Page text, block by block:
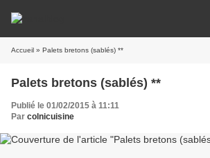
Accueil » Palets bretons (sablés) **
Palets bretons (sablés) **
Publié le 01/02/2015 à 11:11
Par colnicuisine